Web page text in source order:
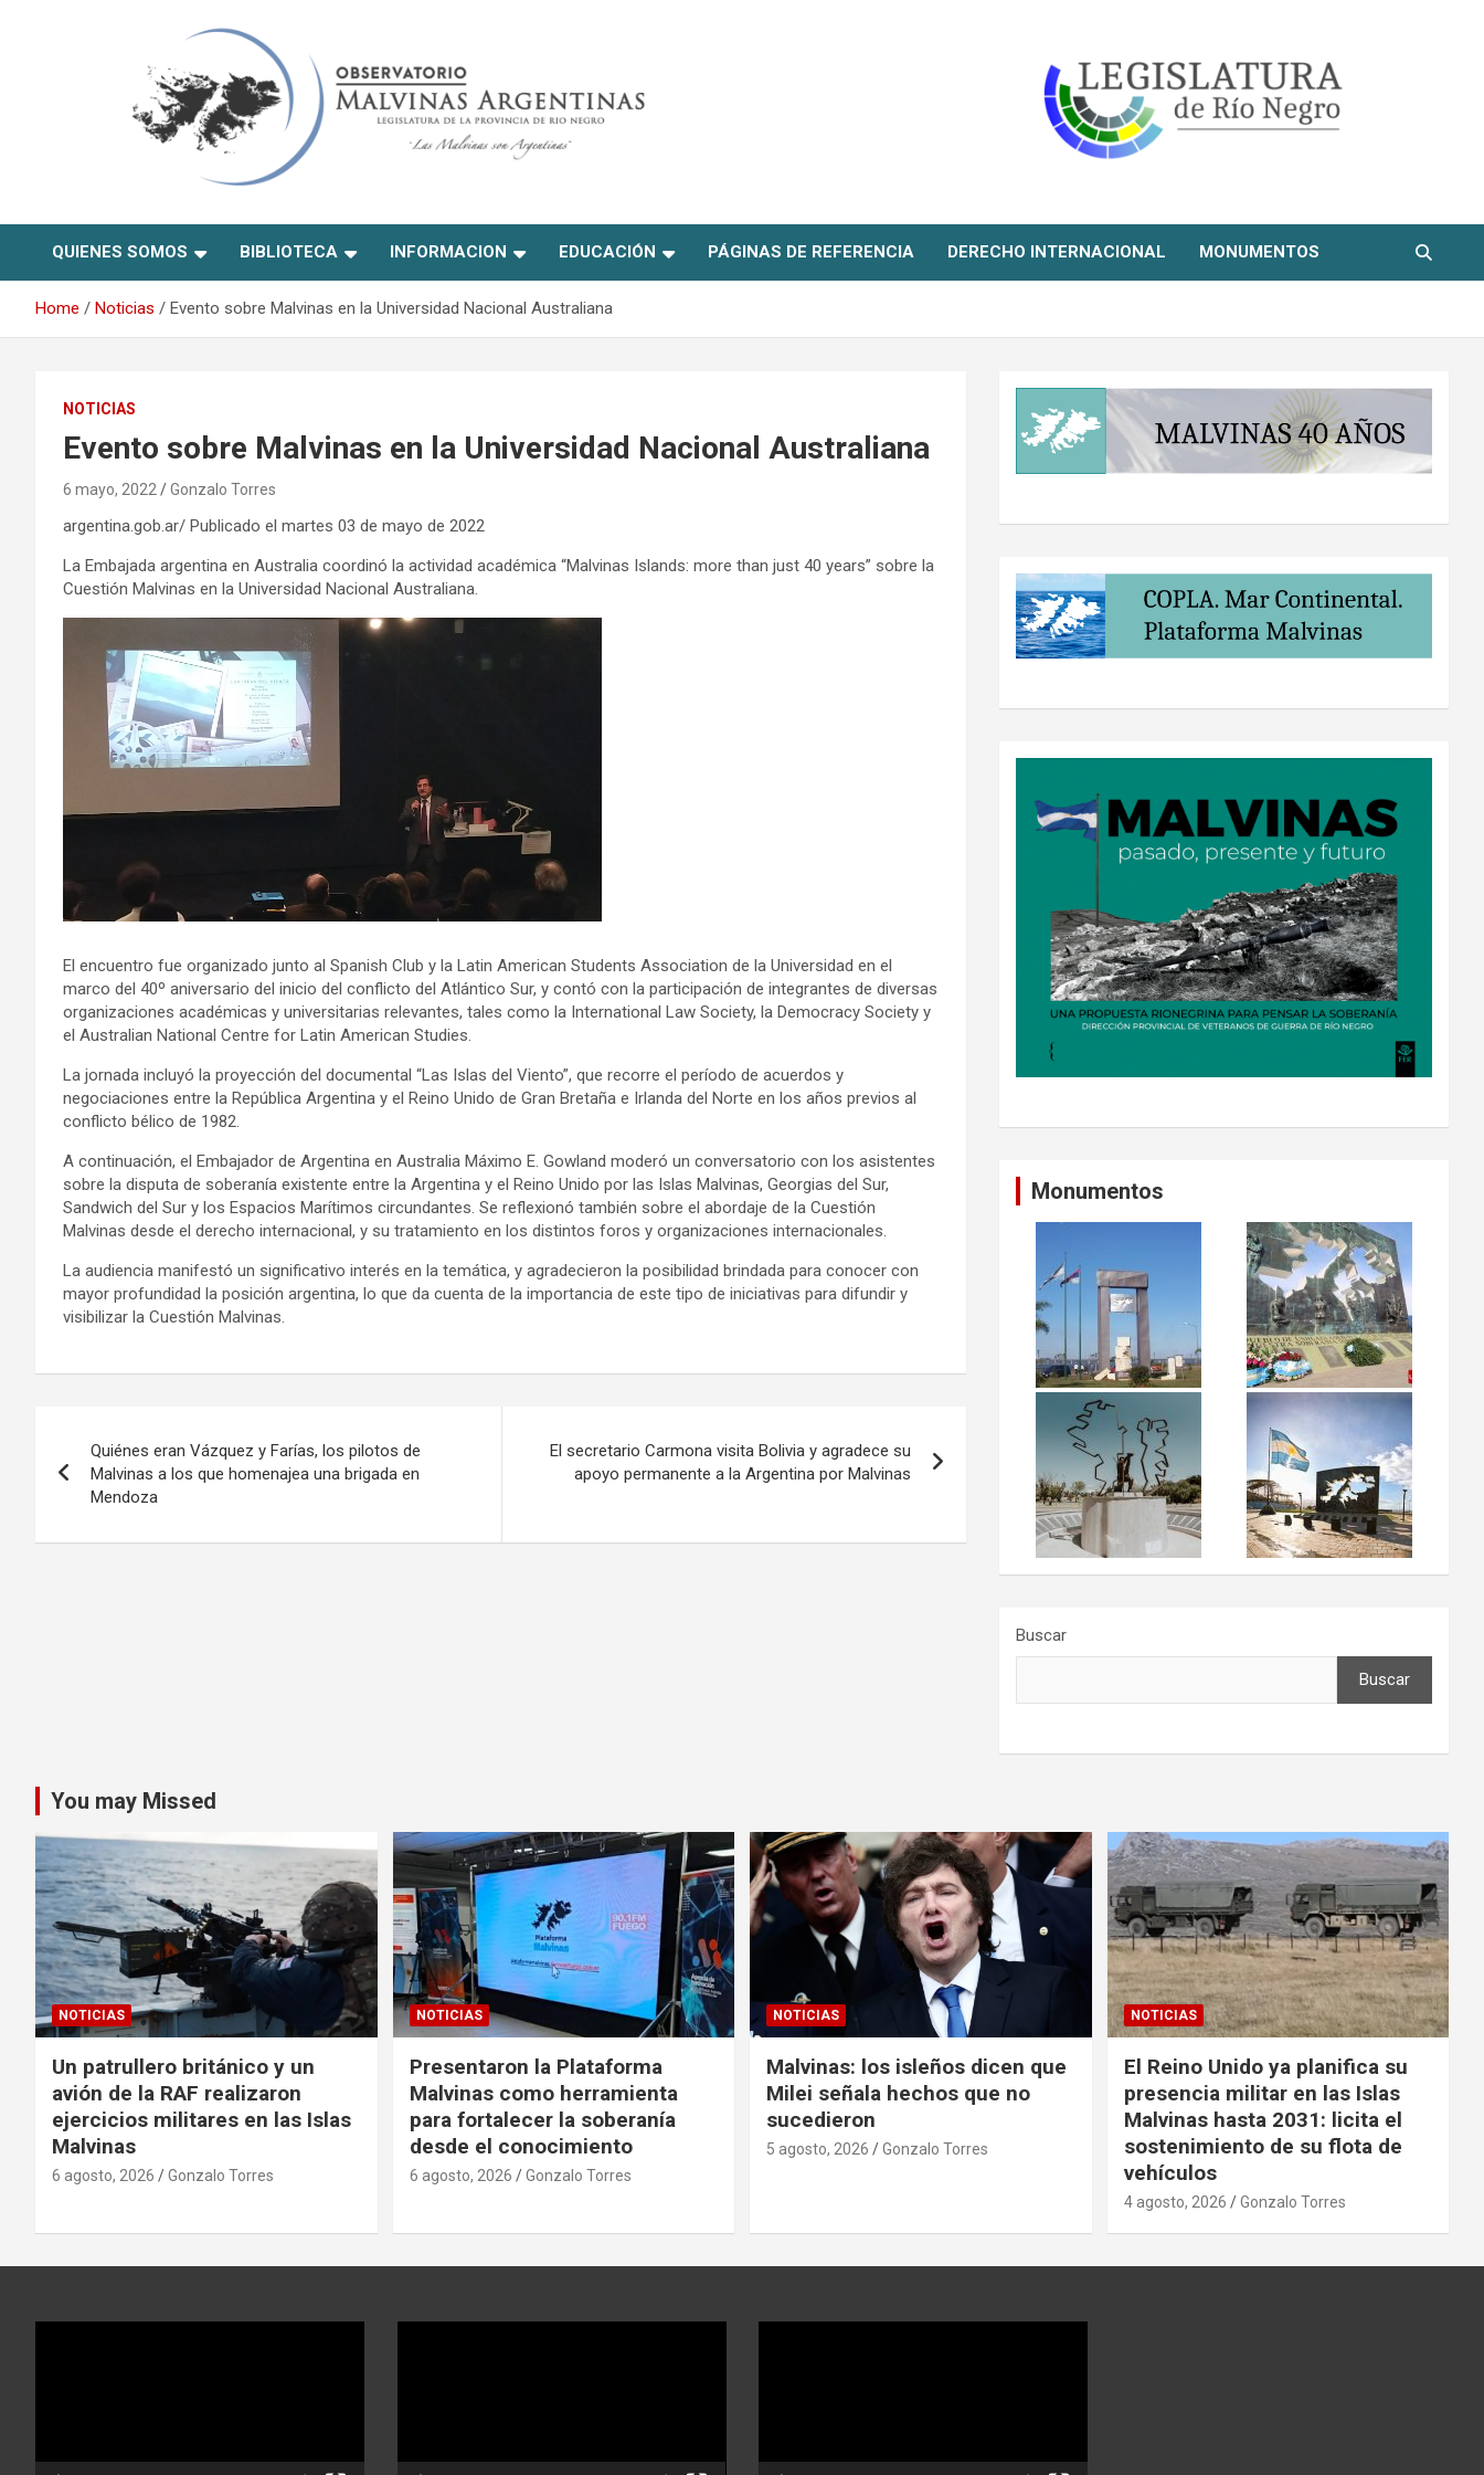
Observatorio Malvinas –
Río Negro
QUIENES SOMOS BIBLIOTECA INFORMACION EDUCACIÓN PÁGINAS DE REFERENCIA DERECHO INTERNACIONAL MONUMENTOS
Home Noticias Evento sobre Malvinas en la Universidad Nacional Australiana
NOTICIAS
Evento sobre Malvinas en la Universidad Nacional Australiana
6 mayo, 2022 Gonzalo Torres
argentina.gob.ar/ Publicado el martes 03 de mayo de 2022
La Embajada argentina en Australia coordinó la actividad académica “Malvinas Islands: more than just 40 years” sobre la
Cuestión Malvinas en la Universidad Nacional Australiana.
El encuentro fue organizado junto al Spanish Club y la Latin American Students Association de la Universidad en el
marco del 40º aniversario del inicio del conflicto del Atlántico Sur, y contó con la participación de integrantes de diversas
organizaciones académicas y universitarias relevantes, tales como la International Law Society, la Democracy Society y
el Australian National Centre for Latin American Studies.
La jornada incluyó la proyección del documental “Las Islas del Viento”, que recorre el período de acuerdos y
negociaciones entre la República Argentina y el Reino Unido de Gran Bretaña e Irlanda del Norte en los años previos al
conflicto bélico de 1982.
A continuación, el Embajador de Argentina en Australia Máximo E. Gowland moderó un conversatorio con los asistentes
sobre la disputa de soberanía existente entre la Argentina y el Reino Unido por las Islas Malvinas, Georgias del Sur,
Sandwich del Sur y los Espacios Marítimos circundantes. Se reflexionó también sobre el abordaje de la Cuestión
Malvinas desde el derecho internacional, y su tratamiento en los distintos foros y organizaciones internacionales.
La audiencia manifestó un significativo interés en la temática, y agradecieron la posibilidad brindada para conocer con
mayor profundidad la posición argentina, lo que da cuenta de la importancia de este tipo de iniciativas para difundir y
visibilizar la Cuestión Malvinas.
de
Quiénes eran Vázquez y Farías, los pilotos de
Malvinas a los que homenajea una brigada en
Mendoza
El secretario Carmona visita Bolivia y agradece su
apoyo permanente a la Argentina por Malvinas
Monumentos
Buscar
Buscar
You may Missed
NOTICIAS
Un patrullero británico y un
avión de la RAF realizaron
ejercicios militares en las Islas
Malvinas
6 agosto, 2026 Gonzalo Torres
NOTICIAS
Presentaron la Plataforma
Malvinas como herramienta
para fortalecer la soberanía
desde el conocimiento
6 agosto, 2026 Gonzalo Torres
NOTICIAS
Malvinas: los isleños dicen que
Milei señala hechos que no
sucedieron
5 agosto, 2026 Gonzalo Torres
NOTICIAS
El Reino Unido ya planifica su
presencia militar en las Islas
Malvinas hasta 2031: licita el
sostenimiento de su flota de
vehículos
4 agosto, 2026 Gonzalo Torres